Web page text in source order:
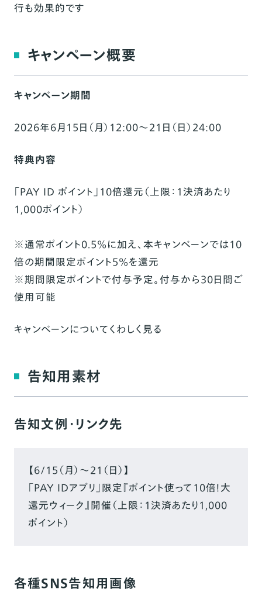
行も効果的です
キャンペーン概要
キャンペーン期間
2026年6月15日（月）12:00〜21日（日）24:00
特典内容
「PAY ID ポイント」10倍還元（上限：1決済あたり
1,000ポイント）
※通常ポイント0.5%に加え、本キャンペーンでは10
倍の期間限定ポイント5%を還元
※期間限定ポイントで付与予定。付与から30日間ご
使用可能
キャンペーンについてくわしく見る
告知用素材
告知文例・リンク先
【6/15（月）〜21（日）】
「PAY IDアプリ」限定『ポイント使って10倍！大
還元ウィーク』開催（上限：1決済あたり1,000
ポイント）
各種SNS告知用画像